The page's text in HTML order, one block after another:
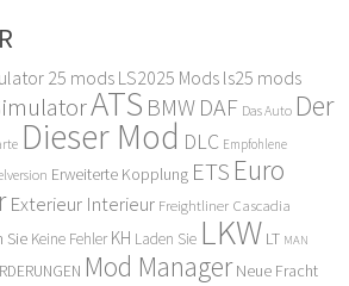
25 mods LS2025 Mods ls25 mods
ATS BMW DAF Das Auto Der
Dieser Mod DLC Empfohlene
Erweiterte Kopplung ETS Euro
Exterieur Interieur Freightliner Cascadia
Sie Keine Fehler KH Laden Sie LKW LT MAN
Mod Manager Neue Fracht